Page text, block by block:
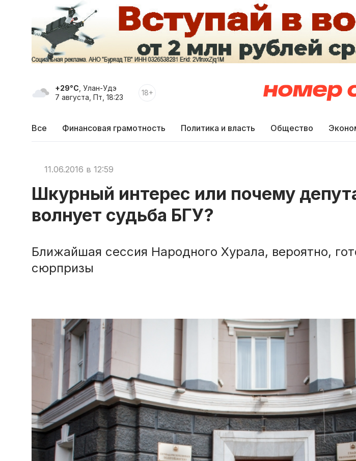
+29°C , Улан-Удэ
7 августа, Пт, 18:23
18+
Все Финансовая грамотность Политика и власть Общество
11.06.2016 в 12:59
Шкурный интерес или почему
волнует судьба БГУ?
Ближайшая сессия Народного Хурала, вероятно,
сюрпризы